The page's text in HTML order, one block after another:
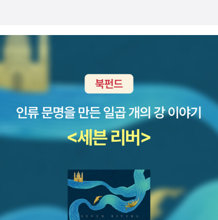
직업을 갖기 위해서는 어떤 것들이 필요한지 등 직업에 관한 여러 정
언어를 사용하는 사람들이 서로를 이해할 수 있게 도와요. 화학 물질
을 연구해서 생활을 더욱 편리하게 만들어요. 게임, 학습, 쇼핑, 금융
등 각종 컴퓨터 소프트웨어를 만들어요. 태양계, 은하계, 블랙홀 등 우
주를 관찰하고 연구해요. 위독한 사람들의 생명을 구하고, 여러 가지
질병을 치료해요. 지구 곳곳의 식물을 연구하고, 새로운 품종을 만들
어요. 활력이 넘치는 성격 활력이 넘치는 친구들에게 어울리는 여섯
가지 직업이 있어요. 각 직업이 하는 일은 무엇인지, 그 분야의 훌륭한
등 직업에 관한 여러 정보들이 어린이의 눈높이에 맞게 쉽고 재미있
게 담겨 있습니다. 여객기, 전투기, 경비행기 등 각종 비행기를 운전해
요. 음반을 내고 콘서트를 열어 사람들에게 노래를 들려줘요. 사람들
이 운동을 할 수 있게 격려하고, 운동법을 알려 줘요. 화재를 진압하